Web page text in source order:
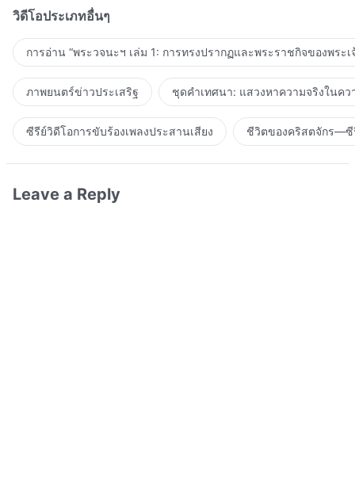
วิดีโอประเภทอื่นๆ
การอ่าน “พระวจนะฯ เล่ม 1: การทรงปรากฏและพระราชกิจของพระเ
ภาพยนตร์ข่าวประเสริฐ ชุดคำเทศนา: แสวงหาความจริงในคว
ซีรีย์วิดีโอการขับร้องเพลงประสานเสียง ชีวิตของคริสตจักร—ซี
Leave a Reply